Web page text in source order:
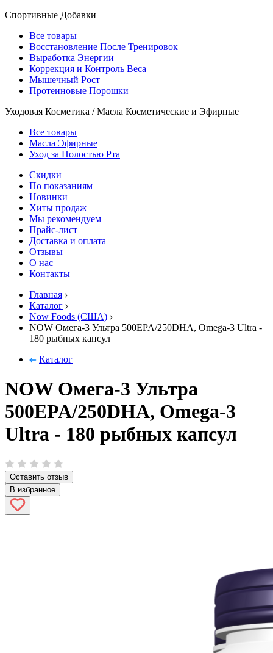
Спортивные Добавки
Все товары
Восстановление После Тренировок
Выработка Энергии
Коррекция и Контроль Веса
Мышечный Рост
Протеиновые Порошки
Уходовая Косметика / Масла Косметические и Эфирные
Все товары
Масла Эфирные
Уход за Полостью Рта
Скидки
По показаниям
Новинки
Хиты продаж
Мы рекомендуем
Прайс-лист
Доставка и оплата
Отзывы
О нас
Контакты
Главная
Каталог
Now Foods (США)
NOW Омега-3 Ультра 500EPA/250DHA, Omega-3 Ultra -
180 рыбных капсул
Каталог
NOW Омега-3 Ультра
500EPA/250DHA, Omega-3
Ultra - 180 рыбных капсул
Оставить отзыв
В избранное